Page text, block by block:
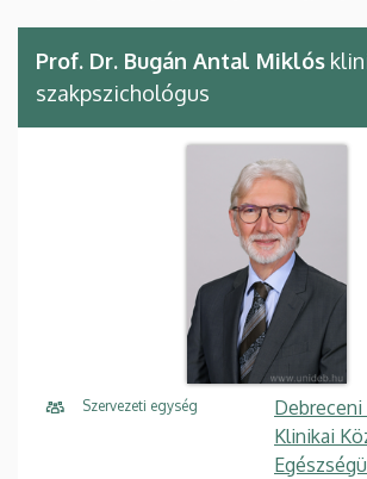
Prof. Dr. Bugán Antal Miklós
szakpszichológus
Szervezeti egység
Klinikai